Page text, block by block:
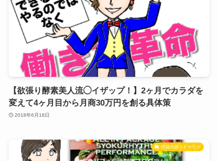
【欲張り酵素美人流◯イザップ！】2ヶ月でカラダを
変えて4ヶ月目から月商30万円を創る具体策
2018年6月18日
情熱大陸ストーリー